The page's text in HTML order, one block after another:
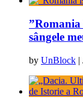
”Romania
sângele
by UnBlock |